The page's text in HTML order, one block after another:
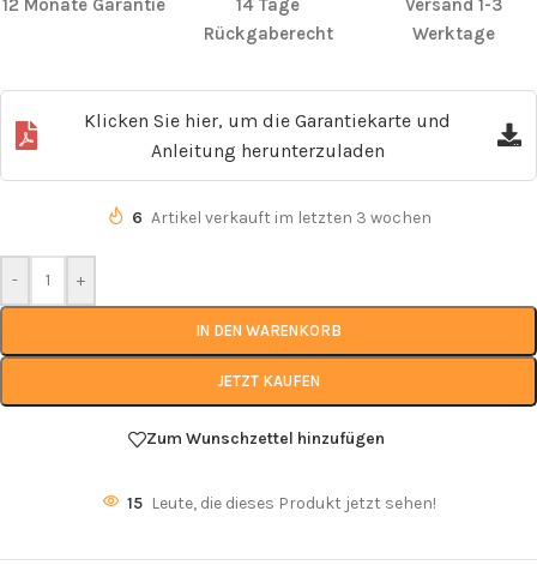
12 Monate Garantie
14 Tage
Rückgaberecht
Versand 1-3
Werktage
Klicken Sie hier, um die Garantiekarte und
Anleitung herunterzuladen
6 Artikel verkauft im letzten 3 wochen
- +
IN DEN WARENKORB
JETZT KAUFEN
Zum Wunschzettel hinzufügen
15 Leute, die dieses Produkt jetzt sehen!